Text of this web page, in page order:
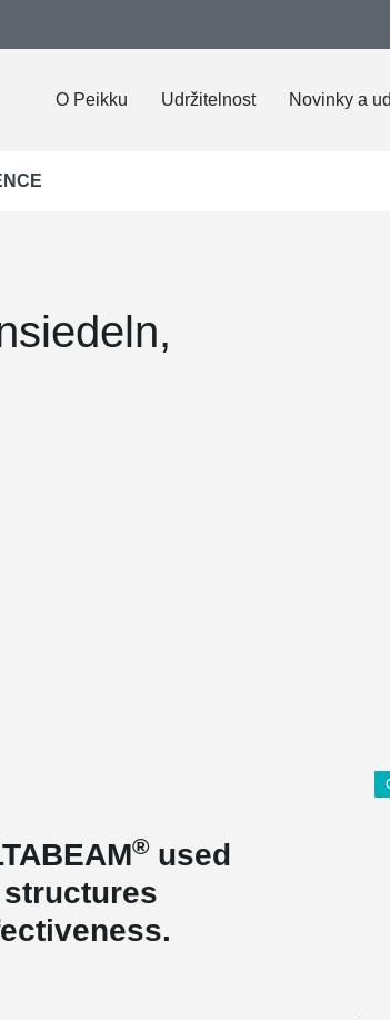
O Peikku Udržitelnost Novinky a
® used